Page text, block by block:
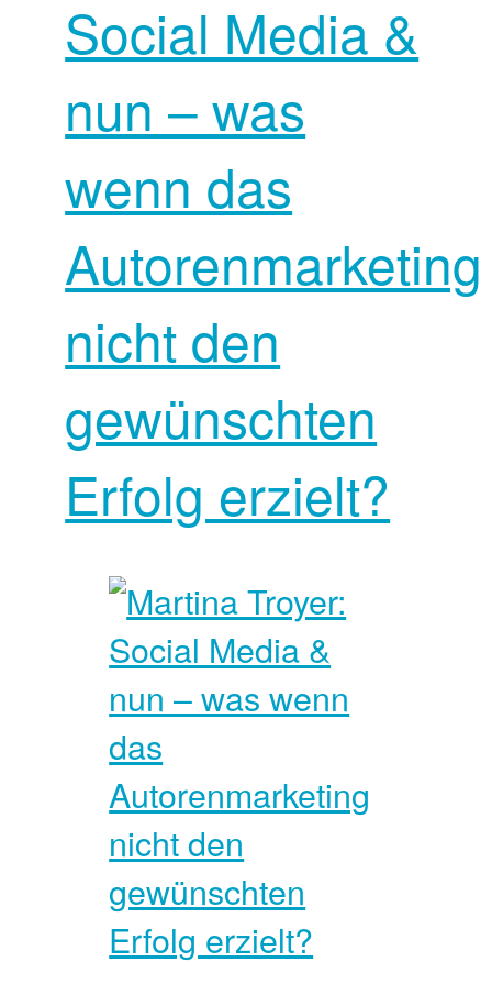
Social Media &
nun – was
wenn das
Autorenmarketing
nicht den
gewünschten
Erfolg erzielt?